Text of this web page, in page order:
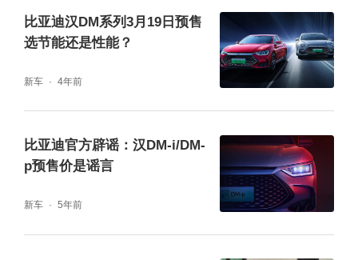
比亚迪汉DM系列3月19日预售
选节能还是性能？
新车 4年前
比亚迪官方辟谣：汉DM-i/DM-
p预售价是谣言
新车 5年前